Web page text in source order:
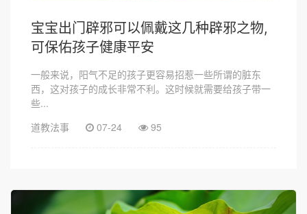
宝宝出门辟邪可以佩戴这几种辟邪之物,
可保佑孩子健康平安
一般来说，阳气不足的孩子更容易招惹一些所谓的脏东
西，这对孩子的成长非常不利。这时候就需要给孩子带一
些...
道教法事
07-24 95